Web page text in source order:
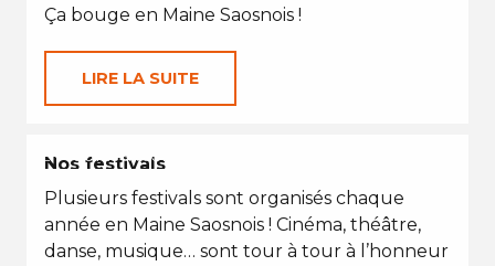
Ça bouge en Maine Saosnois !
LIRE LA SUITE
EN TOUTES SAISONS
Nos festivals
Plusieurs festivals sont organisés chaque
année en Maine Saosnois ! Cinéma, théâtre,
danse, musique… sont tour à tour à l’honneur